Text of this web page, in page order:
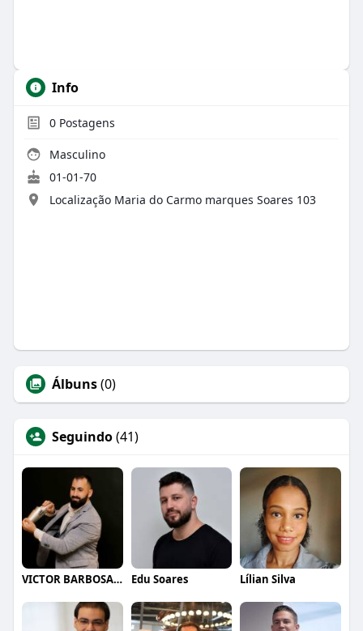
Info
0Postagens
Masculino
01-01-70
Localização Maria do Carmo marques Soares 103
Álbuns(0)
Seguindo(41)
VICTOR BARBOSA QUARANTA Edu Soares Lílian Silva